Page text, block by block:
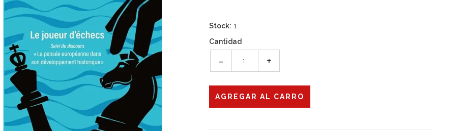
Stock: 1
Cantidad
- +